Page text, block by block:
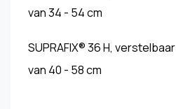
van 34 - 54 cm
SUPRAFIX® 36 H, verstelbaar
van 40 - 58 cm